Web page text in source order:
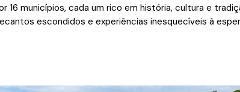
municípios, cada um rico em história, cultura e
escondidos e experiências inesquecíveis à